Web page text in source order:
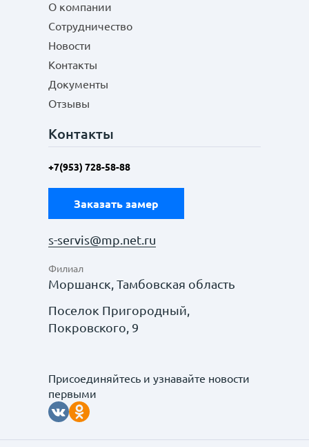
О компании
Сотрудничество
Новости
Контакты
Документы
Отзывы
Контакты
+7(953) 728-58-88
Заказать замер
s-servis@mp.net.ru
Филиал
Моршанск, Тамбовская область
Поселок Пригородный,
Покровского, 9
Присоединяйтесь и узнавайте новости
первыми